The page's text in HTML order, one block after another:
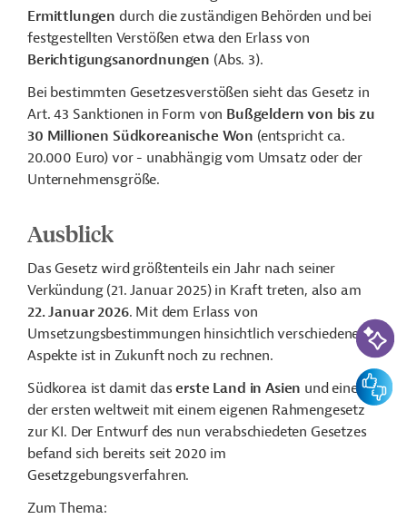
Ermittlungen durch die zuständigen Behörden und bei
festgestellten Verstößen etwa den Erlass von
Berichtigungsanordnungen (Abs. 3).
Bei bestimmten Gesetzesverstößen sieht das Gesetz in
Art. 43 Sanktionen in Form von Bußgeldern von bis zu
30 Millionen Südkoreanische Won (entspricht ca.
20.000 Euro) vor - unabhängig vom Umsatz oder der
Unternehmensgröße.
Ausblick
Das Gesetz wird größtenteils ein Jahr nach seiner
Verkündung (21. Januar 2025) in Kraft treten, also am
22. Januar 2026. Mit dem Erlass von
Umsetzungsbestimmungen hinsichtlich verschiedener
Aspekte ist in Zukunft noch zu rechnen.
Südkorea ist damit daserste Land in Asien und eines
der ersten weltweit mit einem eigenen Rahmengesetz
zur KI. Der Entwurf des nun verabschiedeten Gesetzes
befand sich bereits seit 2020 im
Gesetzgebungsverfahren.
Zum Thema:
KI-